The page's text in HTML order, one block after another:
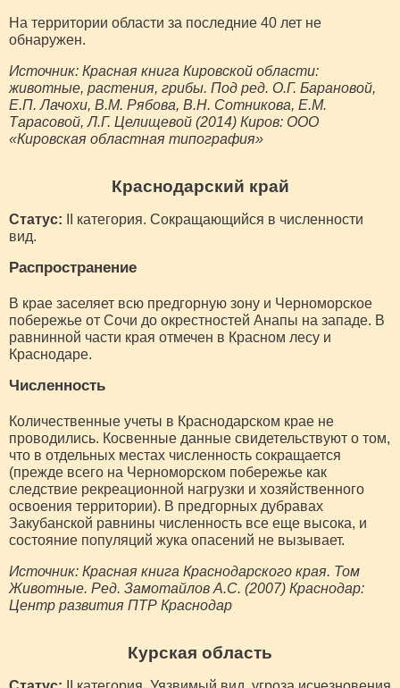
На территории области за последние 40 лет не
обнаружен.
Источник: Красная книга Кировской области:
животные, растения, грибы. Под ред. О.Г. Барановой,
Е.П. Лачохи, В.М. Рябова, В.Н. Сотникова, Е.М.
Тарасовой, Л.Г. Целищевой (2014) Киров: ООО
«Кировская областная типография»
Краснодарский край
Статус: II категория. Сокращающийся в численности
вид.
Распространение
В крае заселяет всю предгорную зону и Черноморское
побережье от Сочи до окрестностей Анапы на западе. В
равнинной части края отмечен в Красном лесу и
Краснодаре.
Численность
Количественные учеты в Краснодарском крае не
проводились. Косвенные данные свидетельствуют о том,
что в отдельных местах численность сокращается
(прежде всего на Черноморском побережье как
следствие рекреационной нагрузки и хозяйственного
освоения территории). В предгорных дубравах
Закубанской равнины численность все еще высока, и
состояние популяций жука опасений не вызывает.
Источник: Красная книга Краснодарского края. Том
Животные. Ред. Замотайлов А.С. (2007) Краснодар:
Центр развития ПТР Краснодар
Курская область